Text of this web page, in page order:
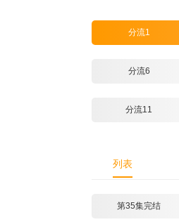
分流1
分流6
分流11
列表
第35集完结